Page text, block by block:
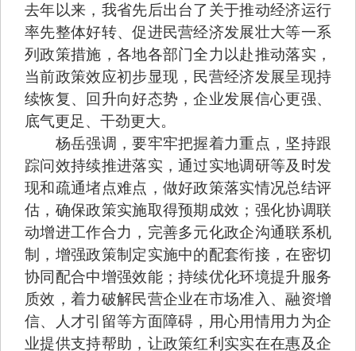
去年以来，我省先后出台了关于推动经济运行
率先整体好转、促进民营经济发展壮大等一系
列政策措施，各地各部门全力以赴推动落实，
当前政策效应初步显现，民营经济发展呈现持
续恢复、回升向好态势，企业发展信心更强、
底气更足、干劲更大。
杨岳强调，要牢牢把握着力重点，坚持跟
踪问效持续推进落实，通过实地调研等及时发
现和疏通堵点难点，做好政策落实情况总结评
估，确保政策实施取得预期成效；强化协调联
动增进工作合力，完善多元化政企沟通联系机
制，增强政策制定实施中的配套衔接，在密切
协同配合中增强效能；持续优化环境提升服务
质效，着力破解民营企业在市场准入、融资增
信、人才引留等方面障碍，用心用情用力为企
业提供支持帮助，让政策红利实实在在惠及企